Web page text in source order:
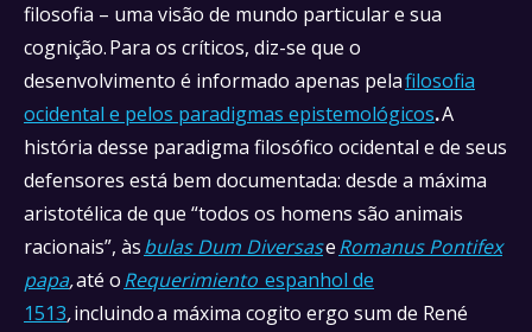
filosofia – uma visão de mundo particular e sua
cognição. Para os críticos, diz-se que o
desenvolvimento é informado apenas pelafilosofia
ocidental e pelos paradigmas epistemológicos.A
história desse paradigma filosófico ocidental e de seus
defensores está bem documentada: desde a máxima
aristotélica de que “todos os homens são animais
racionais”, àsbulas Dum DiversaseRomanus Pontifex
papa,até oRequerimiento espanhol de
1513,incluindoa máxima cogito ergo sum de René